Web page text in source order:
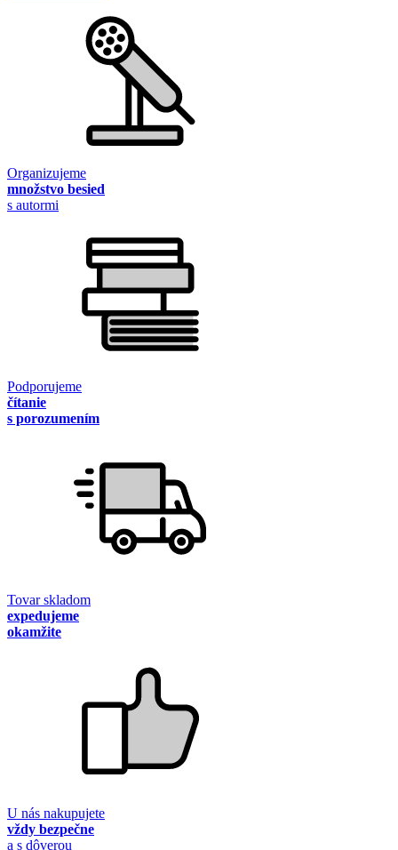
Organizujeme
množstvo besied
s autormi
Podporujeme
čítanie
s porozumením
Tovar skladom
expedujeme
okamžite
U nás nakupujete
vždy bezpečne
a s dôverou